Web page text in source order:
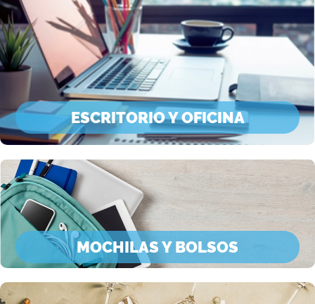
ESCRITORIO Y OFICINA
MOCHILAS Y BOLSOS